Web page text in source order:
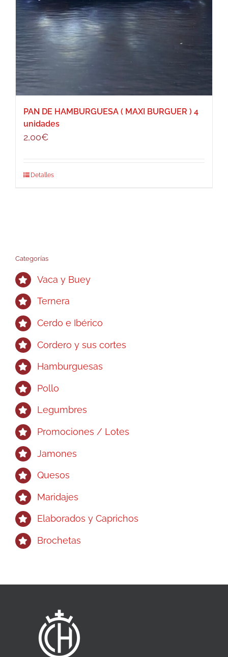
PAN DE HAMBURGUESA ( MAXI BURGUER ) 4
unidades
2,00€
Detalles
Categorías
Vaca y Buey
Ternera
Cerdo e Ibérico
Cordero y sus cortes
Hamburguesas
Pollo
Legumbres
Promociones / Lotes
Jamones
Quesos
Maridajes
Elaborados y Caprichos
Brochetas